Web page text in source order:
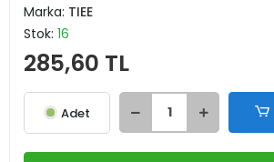
Marka: TIEE
Stok: 16
285,60 TL
Adet